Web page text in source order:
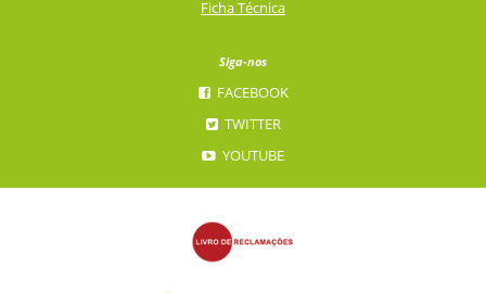
Ficha Técnica
Siga-nos
FACEBOOK
TWITTER
YOUTUBE